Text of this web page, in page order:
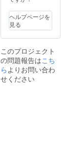
ろしく
お願い
いたし
ます。
ヘルプページを
見る
このプロジェクト
の問題報告はこち
らよりお問い合わ
せください